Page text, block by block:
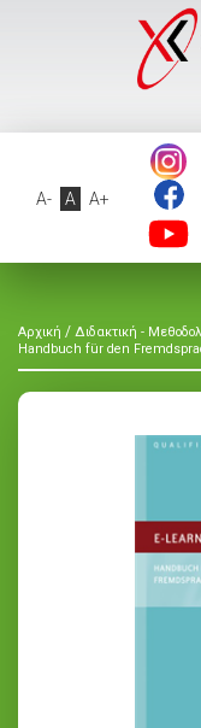
A- A A+
Αρχική / Διδακτική -
Handbuch für den